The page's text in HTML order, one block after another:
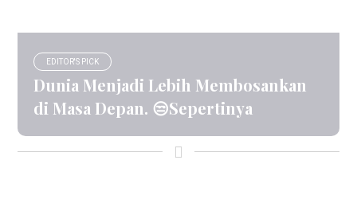
EDITOR'S PICK
Dunia Menjadi Lebih Membosankan
di Masa Depan. 😒Sepertinya